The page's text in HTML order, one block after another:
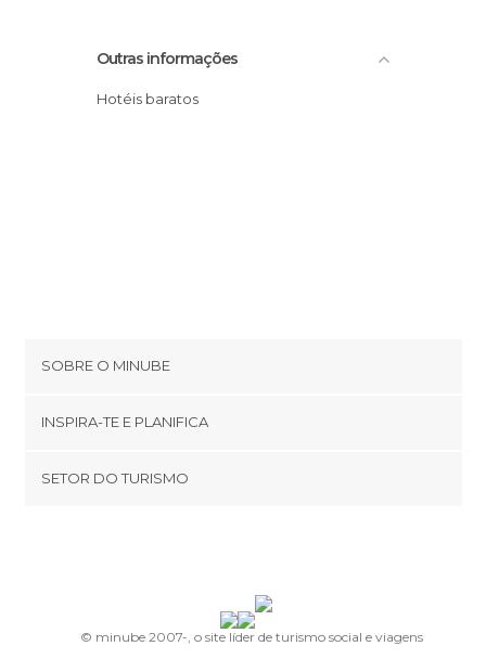
Outras informações
Hotéis baratos
SOBRE O MINUBE
Términos e Condições
INSPIRA-TE E PLANIFICA
SETOR DO TURISMO
© minube 2007-, o site líder de turismo social e viagens